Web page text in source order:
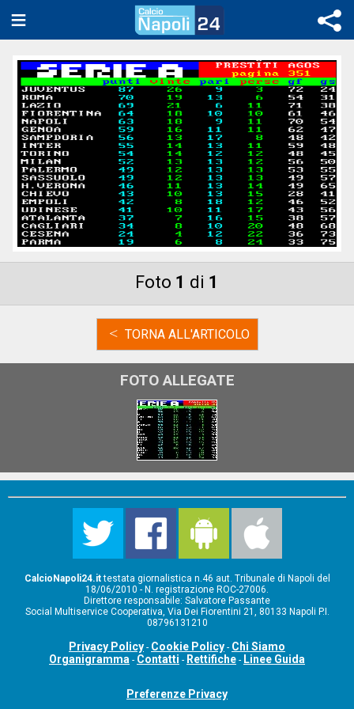
Foto 1 di 1
< TORNA ALL'ARTICOLO
FOTO ALLEGATE
CalcioNapoli24.ittestata giornalistica n.46 aut. Tribunale di Napoli del
18/06/2010 - N. registrazione ROC-27006.
Direttore responsabile: Salvatore Passante
Social Multiservice Cooperativa, Via Dei Fiorentini 21, 80133 Napoli P.I.
08796131210
Privacy Policy - Cookie Policy - Chi Siamo
Organigramma - Contatti - Rettifiche - Linee Guida
Preferenze Privacy